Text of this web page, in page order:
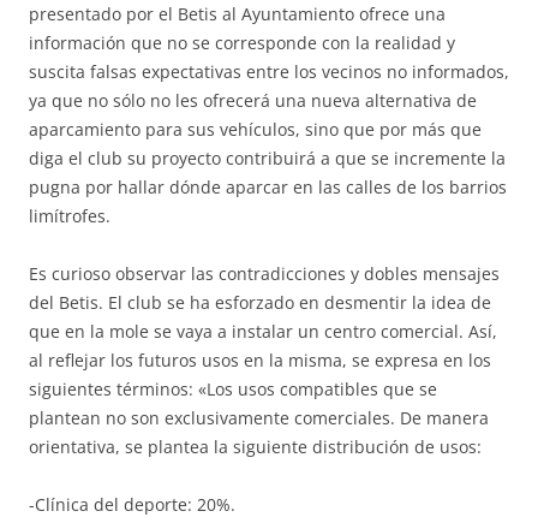
presentado por el Betis al Ayuntamiento ofrece una
información que no se corresponde con la realidad y
suscita falsas expectativas entre los vecinos no informados,
ya que no sólo no les ofrecerá una nueva alternativa de
aparcamiento para sus vehículos, sino que por más que
diga el club su proyecto contribuirá a que se incremente la
pugna por hallar dónde aparcar en las calles de los barrios
limítrofes.
Es curioso observar las contradicciones y dobles mensajes
del Betis. El club se ha esforzado en desmentir la idea de
que en la mole se vaya a instalar un centro comercial. Así,
al reflejar los futuros usos en la misma, se expresa en los
siguientes términos: «Los usos compatibles que se
plantean no son exclusivamente comerciales. De manera
orientativa, se plantea la siguiente distribución de usos:
-Clínica del deporte: 20%.